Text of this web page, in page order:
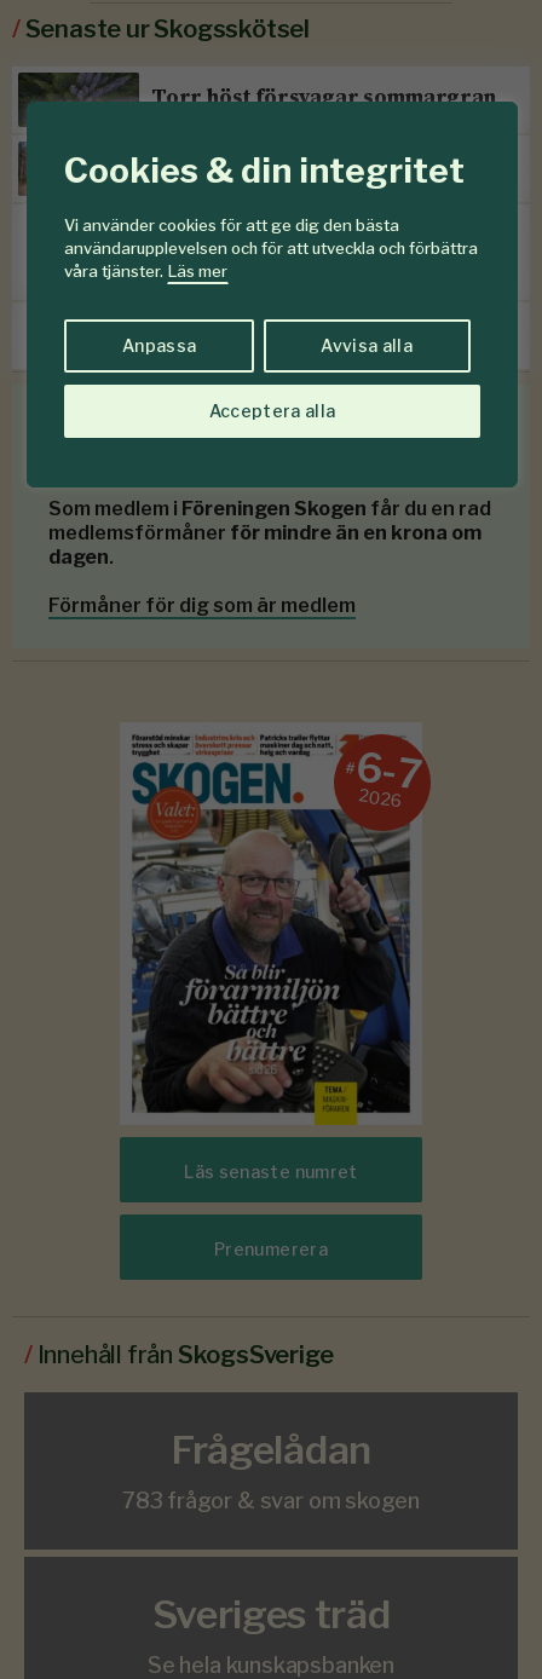
Cookies & din integritet
Vi använder cookies för att ge dig den bästa
användarupplevelsen och för att utveckla och förbättra
våra tjänster. Läs mer
Anpassa Avvisa alla
Acceptera alla
/Senaste ur Skogsskötsel
Torr höst försvagar sommargran
Efter storm följer skadegörare
SKOGENdebatt:
”Kontinuitetsskogar – har de
verkligen funnits?”
Prissänkningar hos Mellanskog
Som medlem i Föreningen Skogen får du en rad
medlemsförmåner för mindre än en krona om
dagen.
Förmåner för dig som är medlem
#6-7
2026
Läs senaste numret
Prenumerera
/ Innehåll från SkogsSverige
Frågelådan
783 frågor & svar om skogen
Sveriges träd
Se hela kunskapsbanken